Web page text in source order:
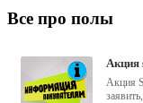
Все про полы
Акция